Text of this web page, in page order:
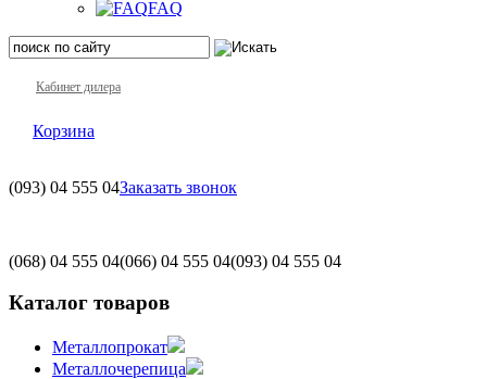
FAQ
Кабинет дилера
Корзина
(093) 04 555 04Заказать звонок
(068) 04 555 04(066) 04 555 04(093) 04 555 04
Каталог товаров
Металлопрокат
Металлочерепица